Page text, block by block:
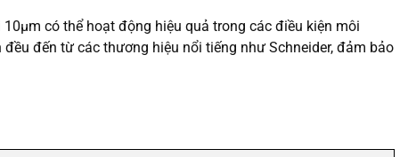
có thể hoạt động hiệu quả trong các điều kiện môi
đến từ các thương hiệu nổi tiếng như Schneider, đảm bảo